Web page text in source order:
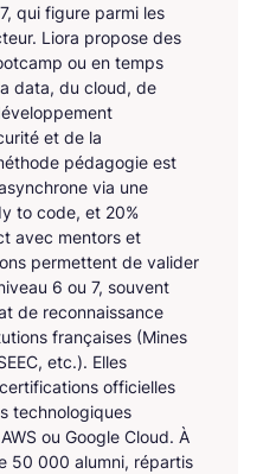
qui figure parmi les
Liora propose des
ou en temps
data, du cloud, de
et de la
pédagogie est
via une
to code, et 20%
avec mentors et
permettent de valider
6 ou 7, souvent
de reconnaissance
françaises (Mines
etc.). Elles
officielles
technologiques
ou Google Cloud. À
50 000 alumni, répartis